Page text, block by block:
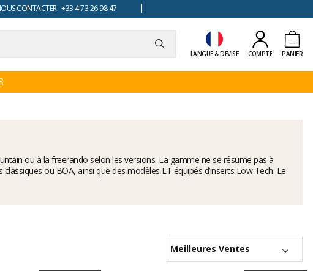
CONTACTER +33 4 73 26 98 47
LANGUE & DEVISE COMPTE PANIER
ou à la freerando selon les versions. La gamme ne se résume pas à
ou BOA, ainsi que des modèles LT équipés d’inserts Low Tech. Le
Meilleures Ventes